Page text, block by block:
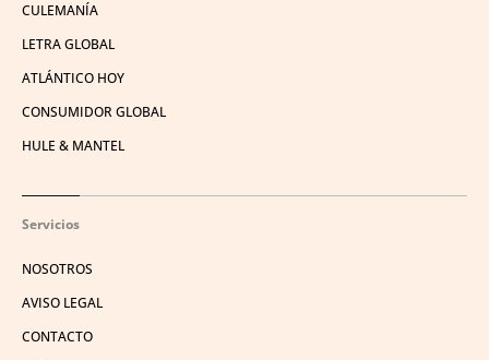
CULEMANÍA
LETRA GLOBAL
ATLÁNTICO HOY
CONSUMIDOR GLOBAL
HULE & MANTEL
Servicios
NOSOTROS
AVISO LEGAL
CONTACTO